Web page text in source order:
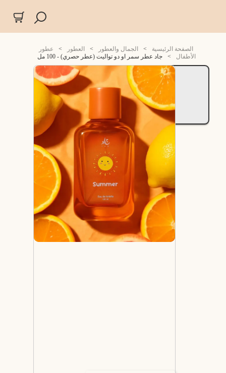
الصفحة الرئيسية > الجمال والعطور > العطور >
عطور
الأطفال
> جاد عطر سمر او دو تواليت (عطر حصري) - 100 مل